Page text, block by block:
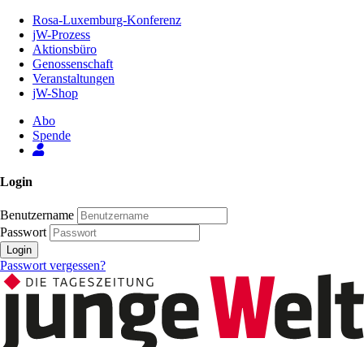
Inhalt
Seite
Rosa-Luxemburg-Konferenz
jW-Prozess
Aktionsbüro
Genossenschaft
Veranstaltungen
jW-Shop
Abo
Spende
Login
Benutzername
Passwort
Login
Passwort vergessen?